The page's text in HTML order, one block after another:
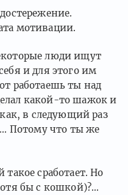
мотивации.
люди ищут
и для этого им
работаешь ты над
какой-то шажок и
в следующий раз
Потому что ты же
сработает. Но
бы с кошкой)?...